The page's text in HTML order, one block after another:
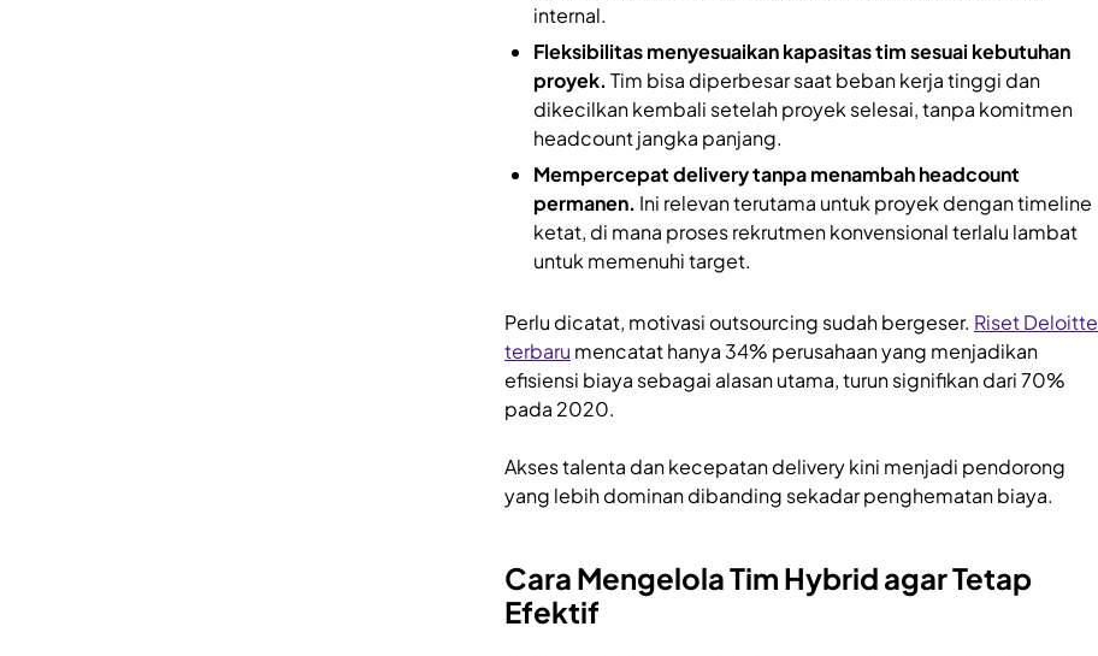
internal.
Fleksibilitas menyesuaikan kapasitas tim sesuai kebutuhan
proyek. Tim bisa diperbesar saat beban kerja tinggi dan
dikecilkan kembali setelah proyek selesai, tanpa komitmen
headcount jangka panjang.
Mempercepat delivery tanpa menambah headcount
permanen. Ini relevan terutama untuk proyek dengan timeline
ketat, di mana proses rekrutmen konvensional terlalu lambat
untuk memenuhi target.
Perlu dicatat, motivasi outsourcing sudah bergeser. Riset Deloitte
terbaru mencatat hanya 34% perusahaan yang menjadikan
efisiensi biaya sebagai alasan utama, turun signifikan dari 70%
pada 2020.
Akses talenta dan kecepatan delivery kini menjadi pendorong
yang lebih dominan dibanding sekadar penghematan biaya.
Cara Mengelola Tim Hybrid agar Tetap
Efektif